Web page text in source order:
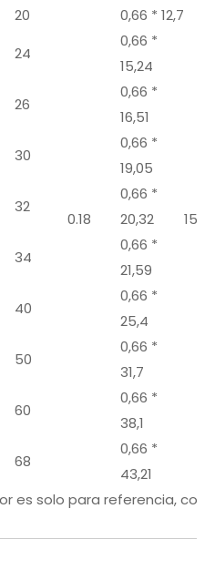
0.18 150
20
0,66 * 12,7
24
0,66 *
15,24
26
0,66 *
16,51
30
0,66 *
19,05
32
0,66 *
20,32
34
0,66 *
21,59
40
0,66 *
25,4
50
0,66 *
31,7
60
0,66 *
38,1
68
0,66 *
43,21
es solo para referencia,